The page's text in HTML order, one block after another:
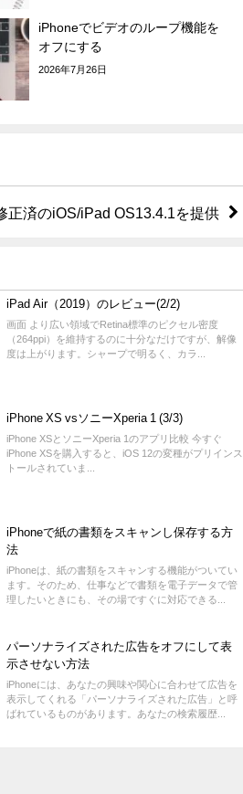
iPhoneでビデオのループ機能を
オフにする
2026年7月26日
正済のiOS/iPad OS13.4.1を提供
iPad Air（2019）のレビュー(2/2)
画面 より広い領域でRetina標準のピクセル密度
（264ppi）を維持するのに十分なだけですが、解像
度は上がります。シャープで明るく、カラ...
iPhone XS vsソニーXperia 1 (3/3)
iPhone XSとソニーXperia 1のアプリ比較 今すぐ
iPhone XSを購入すると、iOS 12の変種がプリインス
トールされていま...
iPhoneで紙の書類をスキャンし保存する方
法
iPhoneは、紙の書類をスキャンする機能がついてい
ます。そのため、仕事などで書類を電子データで管
理したいときにも、その場ですぐに対応できる...
パーソナライズされた広告をオフにして表
示させない方法
iPhoneには、あなたの興味や関心に合わせて広告を
表示してくれる「パーソナライズされた広告」と呼
ばれているものがあります。あなたの検索履歴...